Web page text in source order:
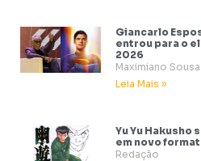
Giancarlo
entrou para o
2026
Maximiano Sousa
Leia Mais »
Yu Yu Hakusho
em novo
Redação